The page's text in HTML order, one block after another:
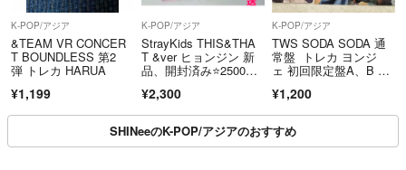
K-POP/アジア
&TEAM VR CONCER
T BOUNDLESS 第2
弾 トレカ HARUA
¥1,199
K-POP/アジア
StrayKids THIS&THA
T &ver ヒョンジン 新
品、開封済み⭐️2500円
¥2,300
K-POP/アジア
TWS SODA SODA 通
常盤 トレカ ヨンジ
ェ 初回限定盤A、B ユ
¥1,200
SHINeeのK-POP/アジアのおすすめ